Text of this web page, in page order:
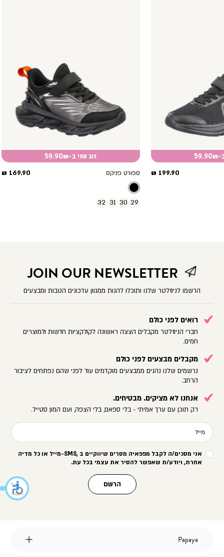
מחיר
199.90 ₪
זוג שני ב-59.90₪
ספורט פניקס
מחיר
169.90 ₪
29
30
31
32
JOIN OUR NEWSLETTER
הרשמו לניוזלטר שלנו ותוכלו להנות ממגוון עדכונים הטבות ומבצעים
רואים לפני כולם
חברי הניוזלטר מקבלים הצצה ראשונה לקולקציות חדשות ולמוצרים
חמים.
מקבלים מבצעים לפני כולם
נרשמים שלנו נהנים ממבצעים מוקדמים עוד לפני שהם נפתחים לציבור
הרחב.
אנחנו לא מציקים. מבטיחים.
רק תוכן עם ערך אמיתי - בלי ספאם, בלי הצפה, ועם המון סטייל.
מייל
אני מסכים/ה לקבל מפפאיה מסרים שיווקיים ב -SMS,מייל או כל מדיה
אחרת, ויודע/ת שאפשר להסיר את עצמי בכל עת.
הרשם
Papaya
Papaya